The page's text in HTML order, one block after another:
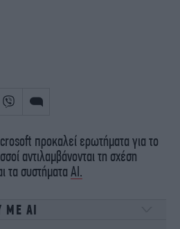
προκαλεί ερωτήματα για το
αντιλαμβάνονται τη σχέση
τα συστήματα AI.
ΜΕ ΑΙ